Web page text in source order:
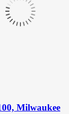
Milwaukee